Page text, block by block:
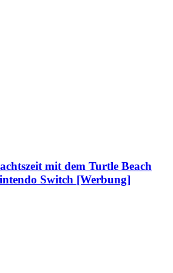
mit dem Turtle Beach
Switch [Werbung]